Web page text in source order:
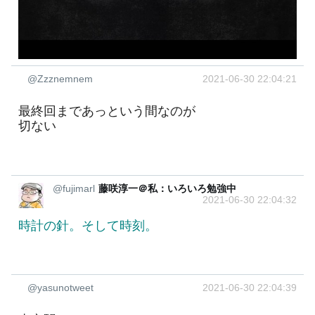
@Zzznemnem 2021-06-30 22:04:21
最終回まであっという間なのが
切ない
@fujimarl 藤咲淳一＠私：いろいろ勉強中
2021-06-30 22:04:32
時計の針。そして時刻。
@yasunotweet 2021-06-30 22:04:39